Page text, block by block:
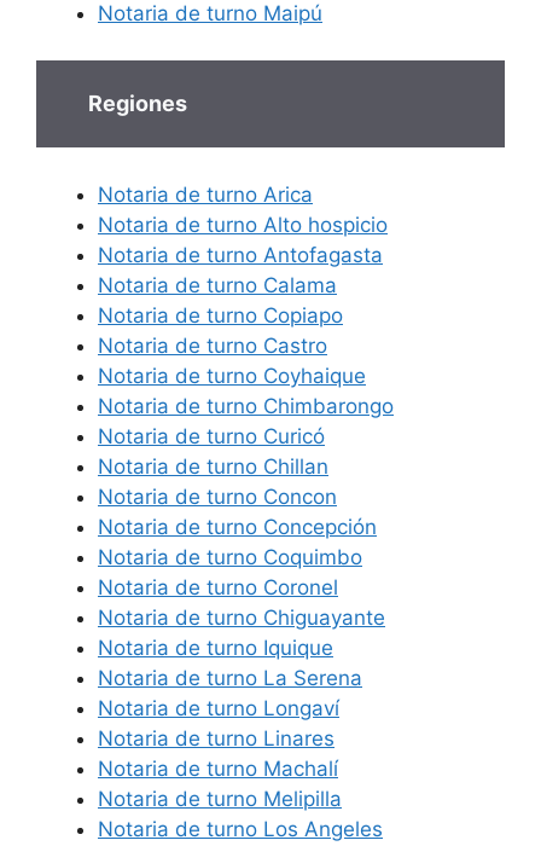
Notaria de turno Maipú
Regiones
Notaria de turno Arica
Notaria de turno Alto hospicio
Notaria de turno Antofagasta
Notaria de turno Calama
Notaria de turno Copiapo
Notaria de turno Castro
Notaria de turno Coyhaique
Notaria de turno Chimbarongo
Notaria de turno Curicó
Notaria de turno Chillan
Notaria de turno Concon
Notaria de turno Concepción
Notaria de turno Coquimbo
Notaria de turno Coronel
Notaria de turno Chiguayante
Notaria de turno Iquique
Notaria de turno La Serena
Notaria de turno Longaví
Notaria de turno Linares
Notaria de turno Machalí
Notaria de turno Melipilla
Notaria de turno Los Angeles